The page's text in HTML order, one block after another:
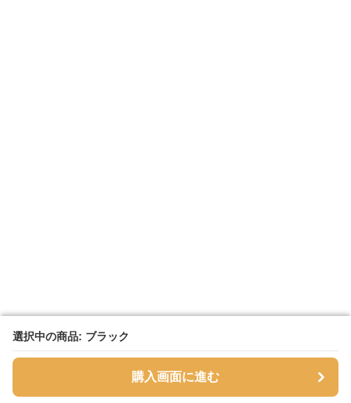
選択中の商品: ブラック
購入画面に進む
選択中の商品: ブラック
購入画面に進む